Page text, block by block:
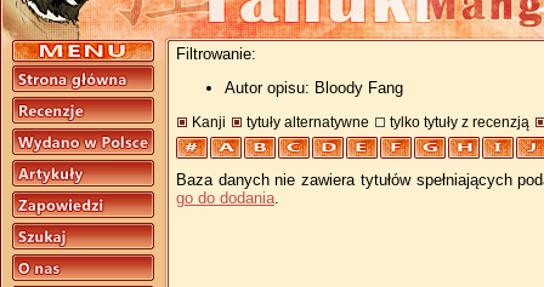
Filtrowanie:
Autor opisu: Bloody Fang
Kanji tytuły alternatywne tylko tytuły z recenzją
Baza danych nie zawiera tytułów spełniających
go do dodania.